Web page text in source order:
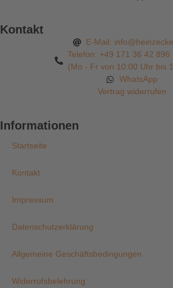
Kontakt
E-Mail:
Telefon: +49 171 36 42 896
(Mo - Fr von 10:00 Uhr bis
WhatsApp
Vertrag widerrufen
Informationen
Startseite
Kontakt
Impressum
Datenschutzerklärung
Allgemeine Geschäftsbedingungen
Widerrufsbelehrung